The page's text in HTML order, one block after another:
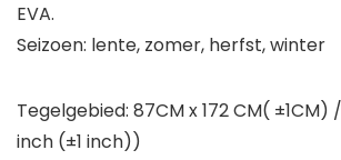
EVA.
Seizoen: lente, zomer, herfst, winter
Tegelgebied: 87CM x 172 CM(
inch (±1 inch))